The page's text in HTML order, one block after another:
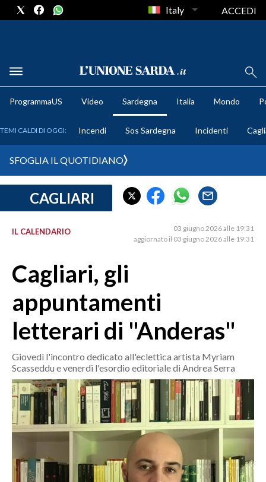
METEO
CRONACA SARDEGNA
PROVINCIA DI CAGLIARI
MEDIO CAMPIDANO
ORISTANO E PROVINCIA
SASSARI E PROVINCIA
GALLURA
NUORO E PROVINCIA
OGLIASTRA
AGENDA
CRONACA
ITALIA
POLITICA
Italy ACCEDI
ProgrammaUS Video Sardegna Italia Mondo
TEMI CALDI DI OGGI: Incendi Sos Sardegna Incidenti
SFOGLIA IL QUOTIDIANO
CAGLIARI
IL CALENDARIO
03 giugno 2026 alle 19:31
aggiornato il 03 giugno 2026 alle 19:31
Cagliari, gli
appuntamenti
letterari di "Anderas"
Giovedì l'incontro dedicato all'eclettica artista Myriam
Scasseddu e venerdì l'esordio editoriale di Andrea Serra